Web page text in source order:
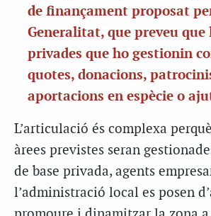
de finançament proposat
Generalitat, que preveu
privades que ho gestionin
quotes, donacions,
aportacions en espècie o
L’articulació és complexa
àrees previstes seran
de base privada, agents
l’administració local es posen